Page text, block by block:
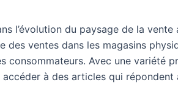
l’évolution du paysage de la
des ventes dans les magasins
consommateurs. Avec une variété
à des articles qui répondent